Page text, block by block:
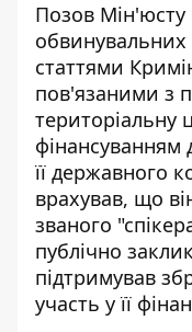
Позов Мін'юсту
статтями
пов'язаними з
територіальну
фінансуванням
її державного
врахував, що
званого
публічно
підтримував
участь у її